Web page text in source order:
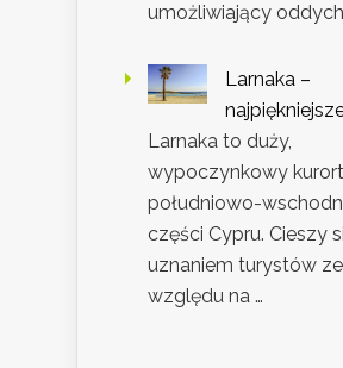
umożliwiający
Larnaka –
Larnaka to duży,
wypoczynkowy
południowo-
części Cypru. Cieszy
uznaniem turystów ze
względu na …